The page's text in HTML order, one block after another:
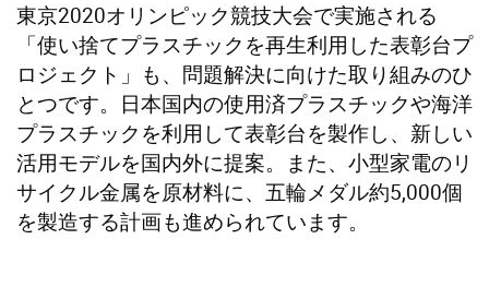
東京2020オリンピック競技大会で実施される
「使い捨てプラスチックを再生利用した表彰台プ
ロジェクト」も、問題解決に向けた取り組みのひ
とつです。日本国内の使用済プラスチックや海洋
プラスチックを利用して表彰台を製作し、新しい
活用モデルを国内外に提案。また、小型家電のリ
サイクル金属を原材料に、五輪メダル約5,000個
を製造する計画も進められています。